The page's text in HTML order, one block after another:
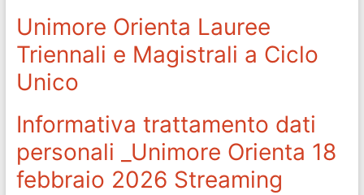
Unimore Orienta Lauree
Triennali e Magistrali a Ciclo
Unico
Informativa trattamento dati
personali _Unimore Orienta 18
febbraio 2026 Streaming